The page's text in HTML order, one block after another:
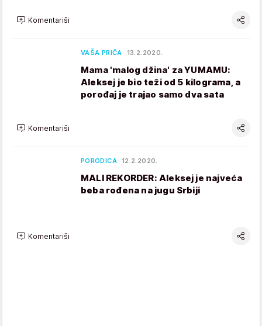
Komentariši
VAŠA PRIČA 13.2.2020.
Mama 'malog džina' za YUMAMU:
Aleksej je bio teži od 5 kilograma, a
porođaj je trajao samo dva sata
Komentariši
PORODICA 12.2.2020.
MALI REKORDER: Aleksej je najveća
beba rođena na jugu Srbiji
Komentariši